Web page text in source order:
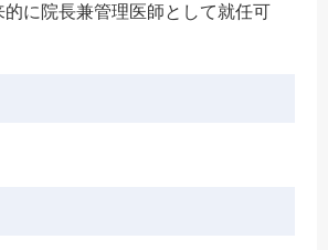
兼管理医師として就任可